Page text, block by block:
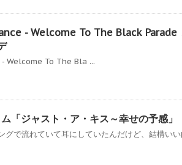
- Welcome To The Black Parade
Welcome To The Bla ...
「ジャスト・ア・キス～幸せの予感」
で流れていて耳にしていたんだけど、結構いい